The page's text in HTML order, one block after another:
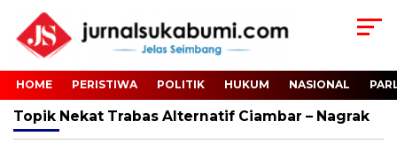
HOME PERISTIWA POLITIK HUKUM NASIONAL
Topik Nekat Trabas Alternatif Ciambar – Nagrak